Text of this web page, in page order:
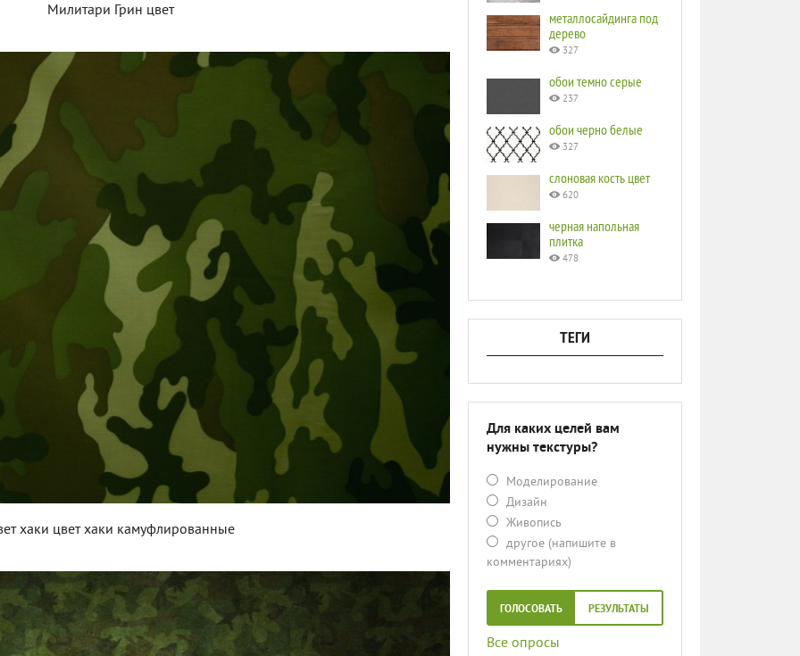
Милитари Грин цвет
хаки цвет хаки камуфлированные
металлосайдинга под
дерево
327
обои темно серые
237
обои черно белые
327
слоновая кость цвет
620
черная напольная
плитка
478
ТЕГИ
Для каких целей вам
нужны текстуры?
Моделирование
Дизайн
Живопись
другое (напишите в
комментариях)
ГОЛОСОВАТЬ РЕЗУЛЬТАТЫ
Все опросы